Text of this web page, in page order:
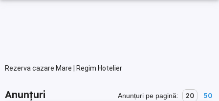
Rezerva cazare Mare | Regim Hotelier
Anunțuri Anunțuri pe pagină: 20 50